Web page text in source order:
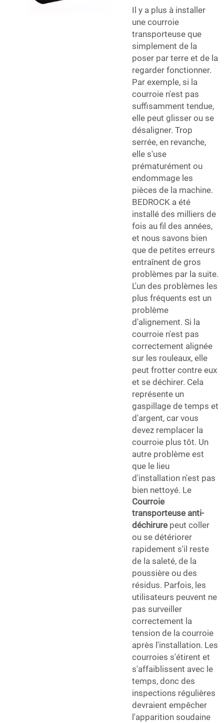
Il y a plus à installer
une courroie
transporteuse que
simplement de la
poser par terre et de la
regarder fonctionner.
Par exemple, si la
courroie n'est pas
suffisamment tendue,
elle peut glisser ou se
désaligner. Trop
serrée, en revanche,
elle s'use
prématurément ou
endommage les
pièces de la machine.
BEDROCK a été
installé des milliers de
fois au fil des années,
et nous savons bien
que de petites erreurs
entraînent de gros
problèmes par la suite.
L'un des problèmes les
plus fréquents est un
problème
d'alignement. Si la
courroie n'est pas
correctement alignée
sur les rouleaux, elle
peut frotter contre eux
et se déchirer. Cela
représente un
gaspillage de temps et
d'argent, car vous
devez remplacer la
courroie plus tôt. Un
autre problème est
que le lieu
d'installation n'est pas
bien nettoyé. Le
Courroie
transporteuse anti-
déchirure peut coller
ou se détériorer
rapidement s'il reste
de la saleté, de la
poussière ou des
résidus. Parfois, les
utilisateurs peuvent ne
pas surveiller
correctement la
tension de la courroie
après l'installation. Les
courroies s'étirent et
s'affaiblissent avec le
temps, donc des
inspections régulières
devraient empêcher
l'apparition soudaine